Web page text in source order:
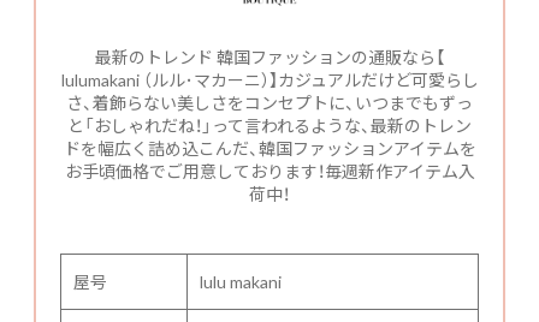
最新のトレンド 韓国ファッションの通販なら【
lulumakani （ルル･マカーニ）】カジュアルだけど可愛らし
さ、着飾らない美しさをコンセプトに、いつまでもずっ
と「おしゃれだね！」って言われるような、最新のトレン
ドを幅広く詰め込こんだ、韓国ファッションアイテムを
お手頃価格でご用意しております！毎週新作アイテム入
荷中！
屋号 lulu makani